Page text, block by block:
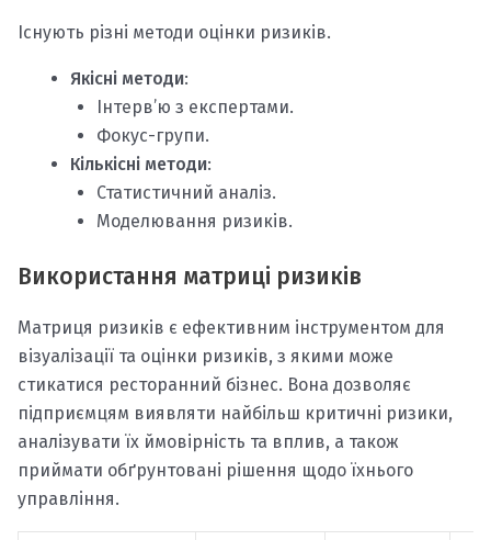
Існують різні методи оцінки ризиків.
Якісні методи:
Інтерв’ю з експертами.
Фокус-групи.
Кількісні методи:
Статистичний аналіз.
Моделювання ризиків.
Використання матриці ризиків
Матриця ризиків є ефективним інструментом для
візуалізації та оцінки ризиків, з якими може
стикатися ресторанний бізнес. Вона дозволяє
підприємцям виявляти найбільш критичні ризики,
аналізувати їх ймовірність та вплив, а також
приймати обґрунтовані рішення щодо їхнього
управління.